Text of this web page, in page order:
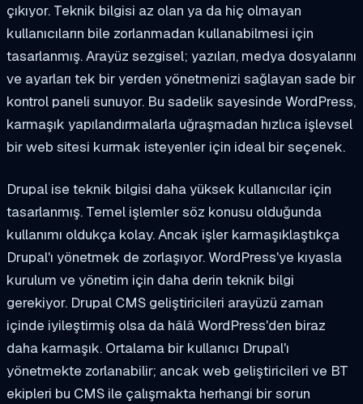
çıkıyor. Teknik bilgisi az olan ya da hiç olmayan
kullanıcıların bile zorlanmadan kullanabilmesi için
tasarlanmış. Arayüz sezgisel; yazıları, medya dosyalarını
ve ayarları tek bir yerden yönetmenizi sağlayan sade bir
kontrol paneli sunuyor. Bu sadelik sayesinde WordPress,
karmaşık yapılandırmalarla uğraşmadan hızlıca işlevsel
bir web sitesi kurmak isteyenler için ideal bir seçenek.
Drupal ise teknik bilgisi daha yüksek kullanıcılar için
tasarlanmış. Temel işlemler söz konusu olduğunda
kullanımı oldukça kolay. Ancak işler karmaşıklaştıkça
Drupal'ı yönetmek de zorlaşıyor. WordPress'ye kıyasla
kurulum ve yönetim için daha derin teknik bilgi
gerekiyor. Drupal CMS geliştiricileri arayüzü zaman
içinde iyileştirmiş olsa da hâlâ WordPress'den biraz
daha karmaşık. Ortalama bir kullanıcı Drupal'ı
yönetmekte zorlanabilir; ancak web geliştiricileri ve BT
ekipleri bu CMS ile çalışmakta herhangi bir sorun